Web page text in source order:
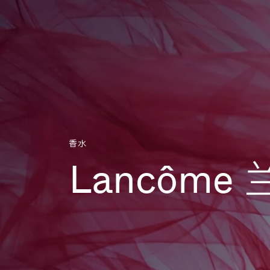
Aller directement au contenu
香水
Lancôme